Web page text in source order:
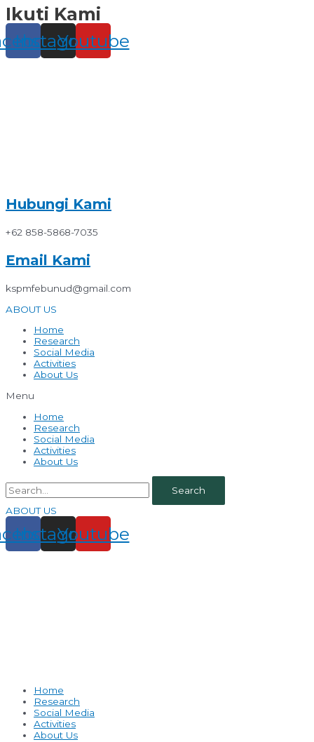
Skip
to
content
Ikuti Kami
Instagram
Youtube
Hubungi Kami
+62 858-5868-7035
Email Kami
kspmfebunud@gmail.com
ABOUT US
Home
Research
Social Media
Activities
About Us
Menu
Home
Research
Social Media
Activities
About Us
Search
ABOUT US
Instagram
Youtube
Home
Research
Social Media
Activities
About Us